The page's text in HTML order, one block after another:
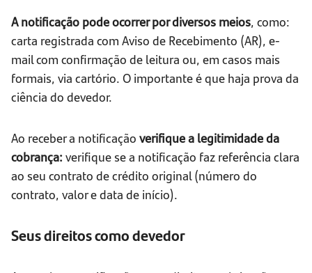
A notificação pode ocorrer por diversos meios, como:
carta registrada com Aviso de Recebimento (AR), e-
mail com confirmação de leitura ou, em casos mais
formais, via cartório. O importante é que haja prova da
ciência do devedor.
Ao receber a notificação verifique a legitimidade da
cobrança: verifique se a notificação faz referência clara
ao seu contrato de crédito original (número do
contrato, valor e data de início).
Seus direitos como devedor